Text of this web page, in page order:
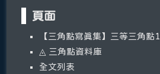
頁面
【三角點寫真集】三等三角點
◬ 三角點資料庫
全文列表